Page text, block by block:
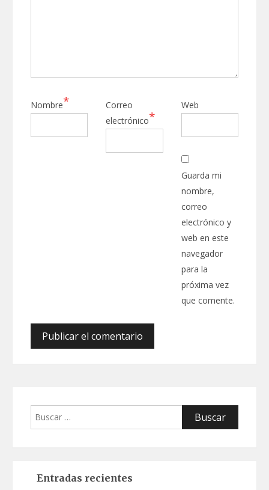
Nombre*
Correo
electrónico*
Web
Guarda mi
nombre,
correo
electrónico y
web en este
navegador
para la
próxima vez
que comente.
Buscar:
Entradas recientes